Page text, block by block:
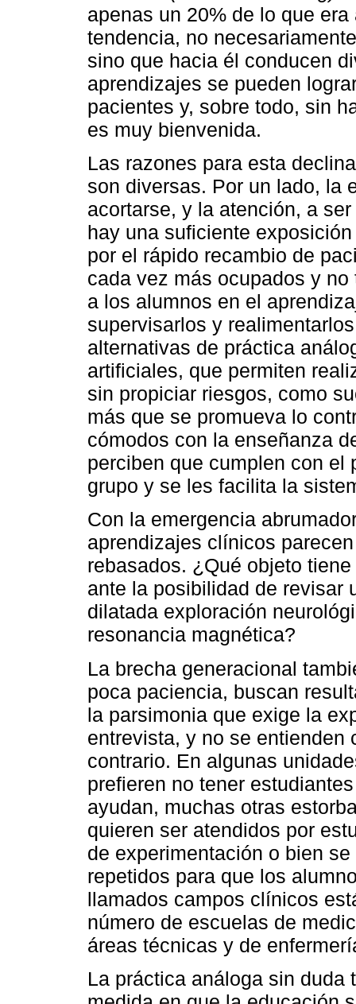
apenas un 20% de lo que
tendencia, no
sino que hacia él conducen
aprendizajes se pueden
pacientes y, sobre todo, sin
es muy bienvenida.
Las razones para esta
son diversas. Por un lado, la
acortarse, y la atención, a
hay una suficiente
por el rápido recambio de
cada vez más ocupados y
a los alumnos en el
supervisarlos y
alternativas de práctica
artificiales, que permiten
sin propiciar riesgos, como
más que se promueva lo
cómodos con la enseñanza
perciben que cumplen con el
grupo y se les facilita la
Con la emergencia
aprendizajes clínicos
rebasados. ¿Qué objeto
ante la posibilidad de revisar
dilatada exploración
resonancia magnética?
La brecha generacional
poca paciencia, buscan
la parsimonia que exige la
entrevista, y no se entienden
contrario. En algunas
prefieren no tener
ayudan, muchas otras
quieren ser atendidos por
de experimentación o bien
repetidos para que los
llamados campos clínicos
número de escuelas de
áreas técnicas y de
La práctica análoga sin duda